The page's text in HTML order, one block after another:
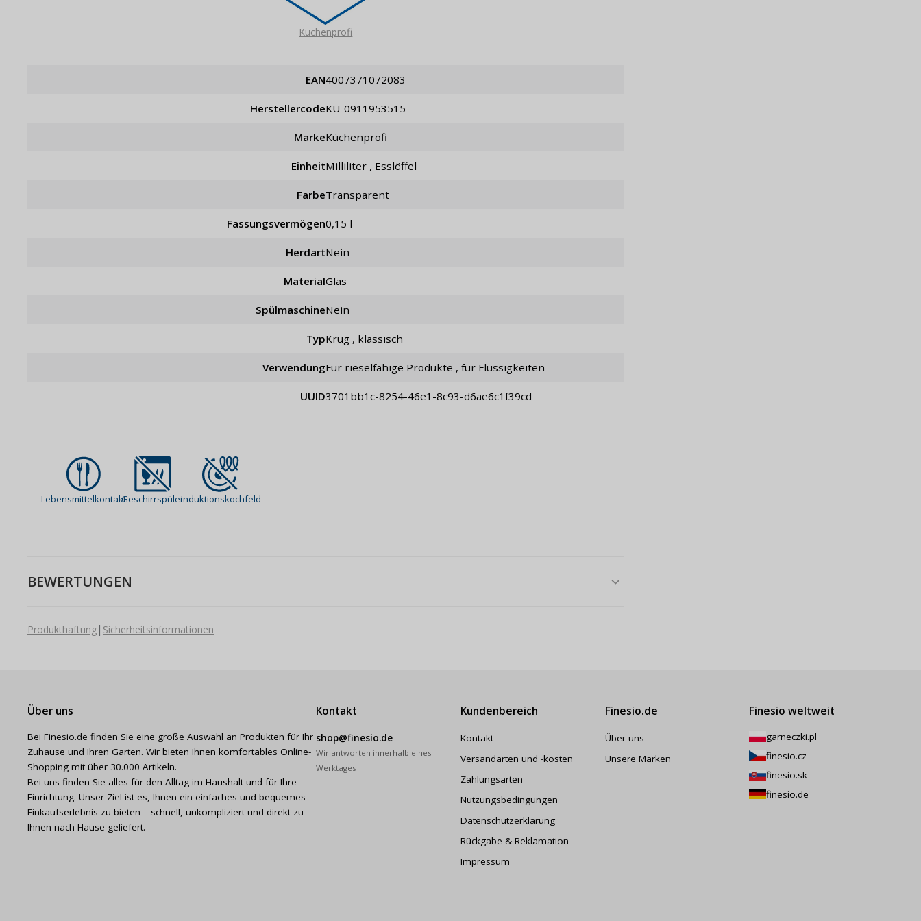
Küchenprofi
EAN 4007371072083
Herstellercode KU-0911953515
Marke Küchenprofi
Einheit Milliliter , Esslöffel
Farbe Transparent
Fassungsvermögen 0,15 l
Herdart Nein
Material Glas
Spülmaschine Nein
Typ Krug , klassisch
Verwendung für rieselfähige Produkte , für Flüssigkeiten
UUID 3701bb1c-8254-46e1-8c93-d6ae6c1f39cd
LebensmittelkontaktGeschirrspülerInduktionskochfeld
BEWERTUNGEN
Produkthaftung| Sicherheitsinformationen
Über uns
Bei Finesio.de finden Sie eine große Auswahl an Produkten für Ihr
Zuhause und Ihren Garten. Wir bieten Ihnen komfortables Online-
Shopping mit über 30.000 Artikeln.
Bei uns finden Sie alles für den Alltag im Haushalt und für Ihre
Einrichtung. Unser Ziel ist es, Ihnen ein einfaches und bequemes
Einkaufserlebnis zu bieten – schnell, unkompliziert und direkt zu
Ihnen nach Hause geliefert.
Kontakt
shop@finesio.de
Wir antworten innerhalb eines
Werktages
Kundenbereich
Kontakt
Versandarten und -kosten
Zahlungsarten
Nutzungsbedingungen
Datenschutzerklärung
Rückgabe & Reklamation
Impressum
Finesio.de
Über uns
Unsere Marken
Finesio weltweit
garneczki.pl
finesio.cz
finesio.sk
finesio.de